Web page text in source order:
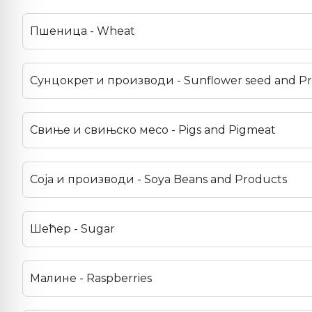
Пшеница - Wheat
Сунцокрет и производи - Sunflower seed and
Свиње и свињско месо - Pigs and Pigmeat
Соја и производи - Soya Beans and Products
Шећер - Sugar
Малине - Raspberries